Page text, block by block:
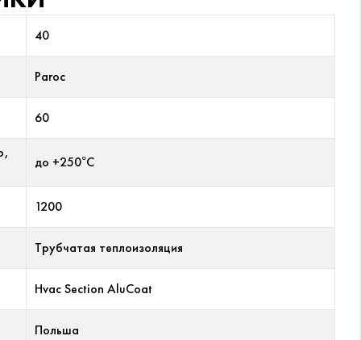
40
Paroc
60
до +250°С
1200
Трубчатая теплоизоляция
Hvac Section AluCoat
Польша